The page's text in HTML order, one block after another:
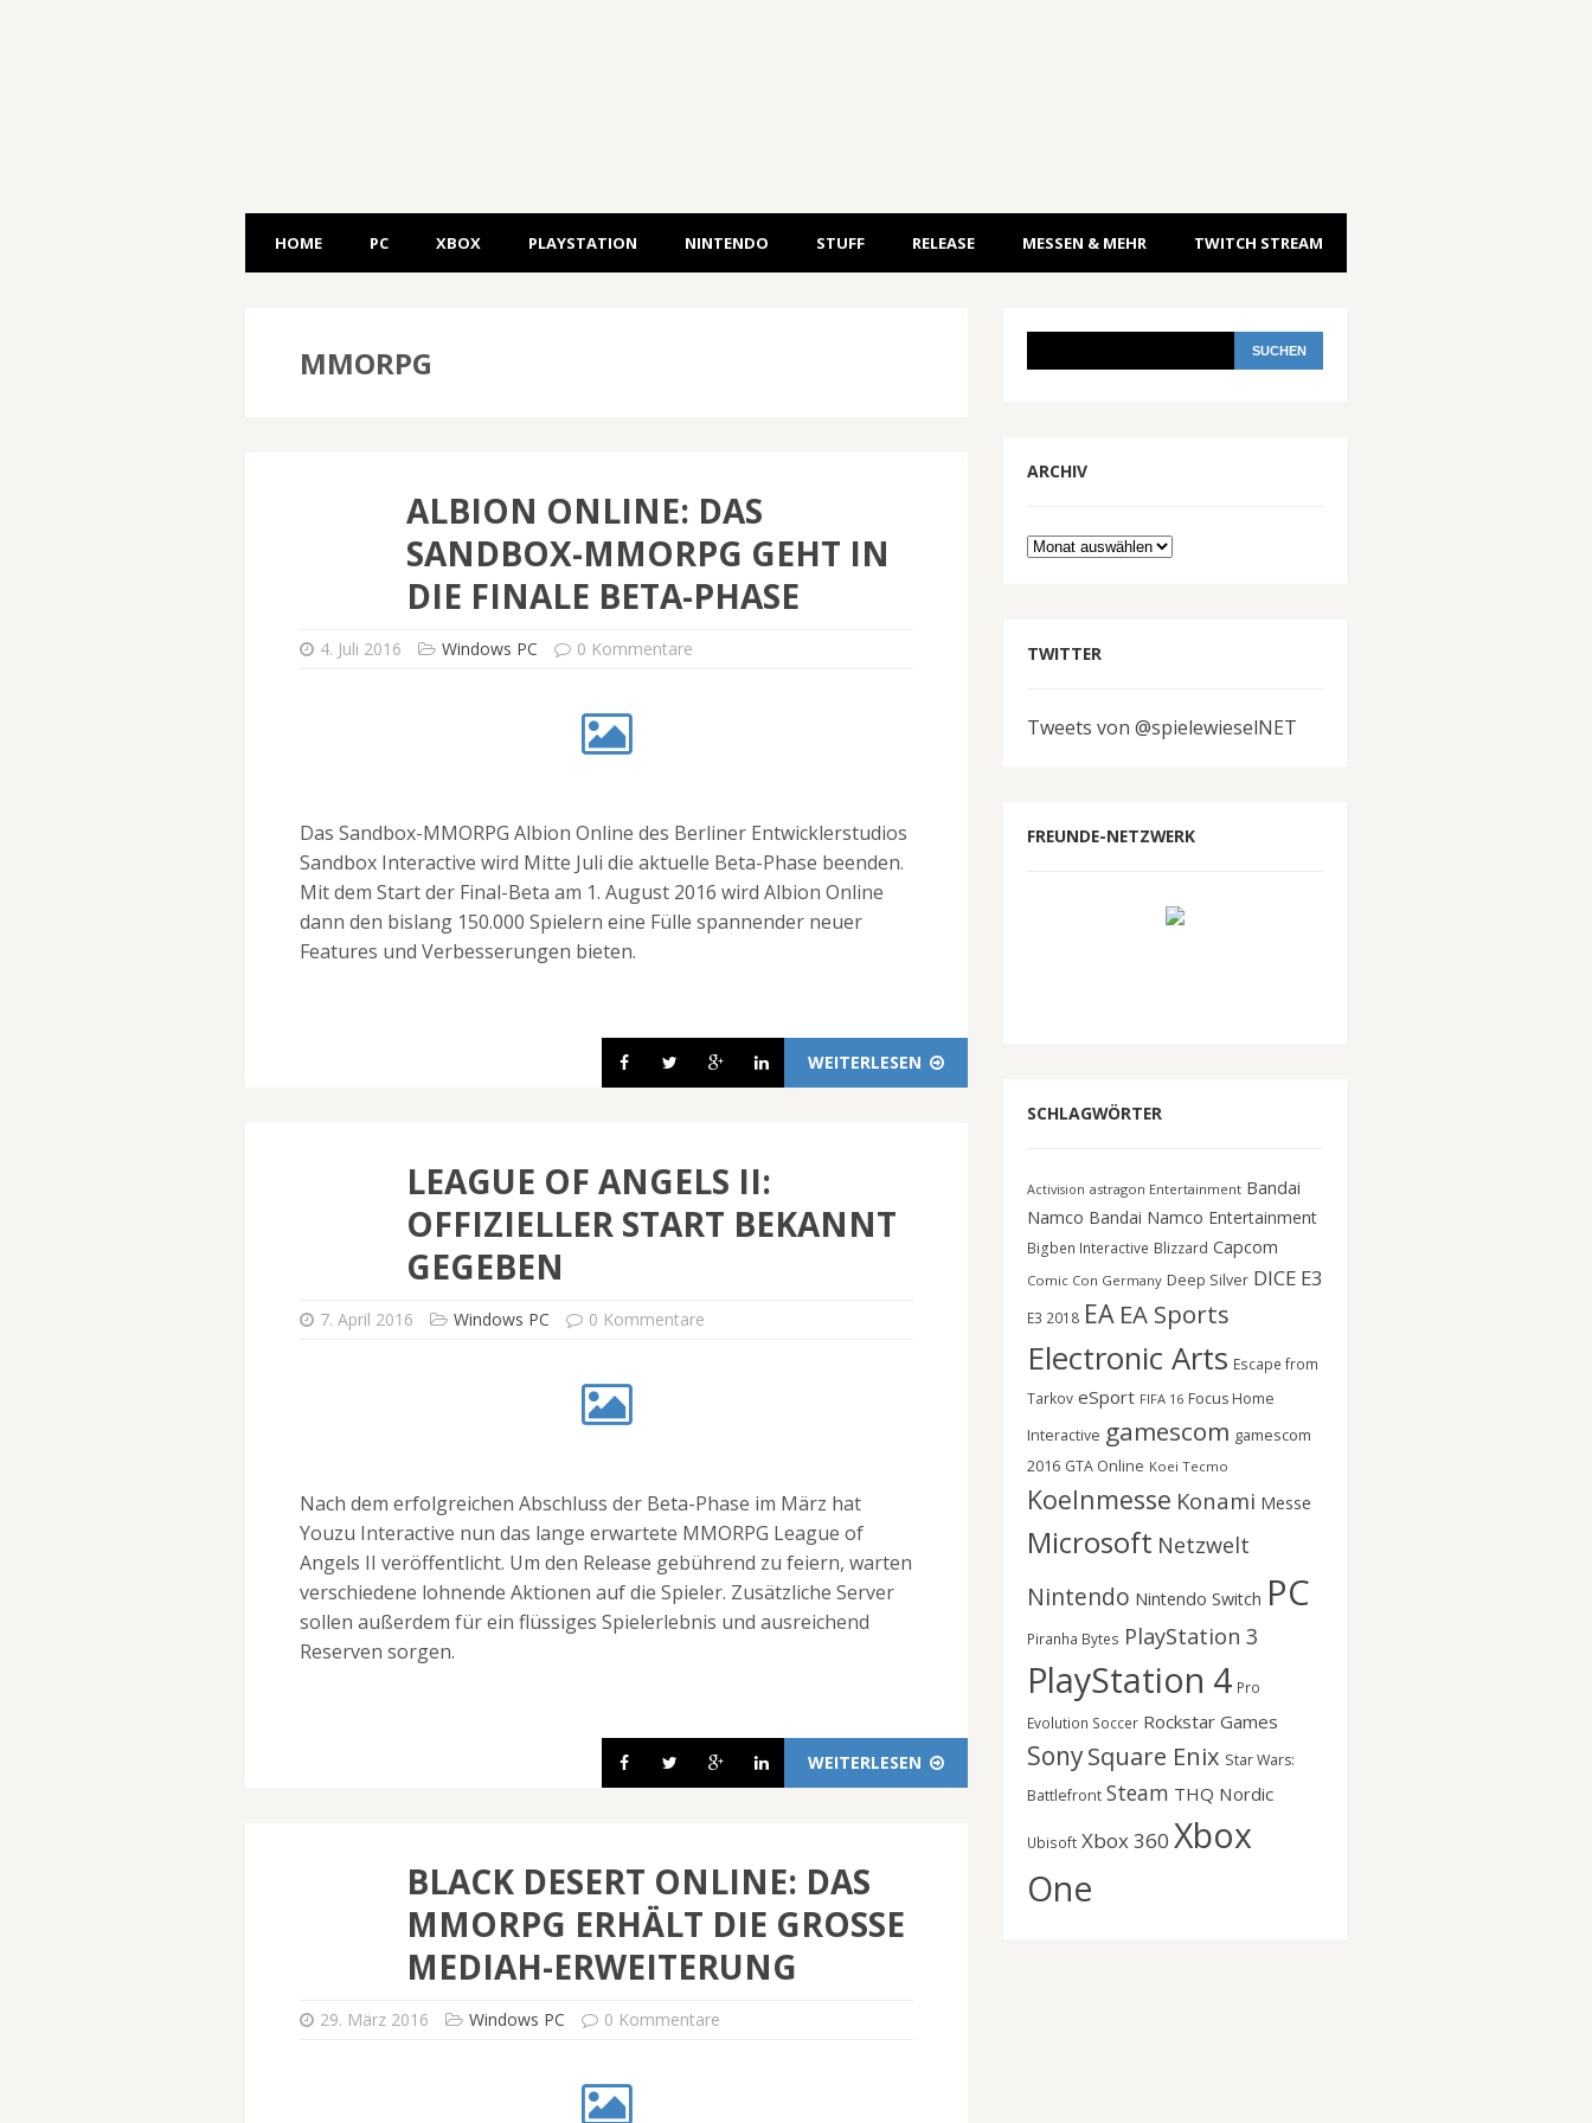
HOME PC XBOX PLAYSTATION NINTENDO STUFF RELEASE MESSEN & MEHR TWITCH STREAM
MMORPG
ALBION ONLINE: DAS
SANDBOX-MMORPG GEHT IN
DIE FINALE BETA-PHASE
4. Juli 2016 Windows PC 0 Kommentare
Das Sandbox-MMORPG Albion Online des Berliner Entwicklerstudios
Sandbox Interactive wird Mitte Juli die aktuelle Beta-Phase beenden.
Mit dem Start der Final-Beta am 1. August 2016 wird Albion Online
dann den bislang 150.000 Spielern eine Fülle spannender neuer
Features und Verbesserungen bieten.
WEITERLESEN
LEAGUE OF ANGELS II:
OFFIZIELLER START BEKANNT
GEGEBEN
7. April 2016 Windows PC 0 Kommentare
Nach dem erfolgreichen Abschluss der Beta-Phase im März hat
Youzu Interactive nun das lange erwartete MMORPG League of
Angels II veröffentlicht. Um den Release gebührend zu feiern, warten
verschiedene lohnende Aktionen auf die Spieler. Zusätzliche Server
sollen außerdem für ein flüssiges Spielerlebnis und ausreichend
Reserven sorgen.
WEITERLESEN
BLACK DESERT ONLINE: DAS
MMORPG ERHÄLT DIE GROSSE M
EDIAH-ERWEITERUNG
29. März 2016 Windows PC 0 Kommentare
ARCHIV
Archiv
TWITTER
Tweets von @spielewieselNET
FREUNDE-NETZWERK
SCHLAGWÖRTER
Activision astragon Entertainment Bandai
Namco Bandai Namco Entertainment
Bigben Interactive Blizzard Capcom
Comic Con Germany Deep Silver DICE E3
E3 2018 EA EA Sports
Electronic Arts Escape from
Tarkov eSport FIFA 16 Focus Home
Interactive gamescom gamescom
2016 GTA Online Koei Tecmo
Koelnmesse Konami Messe
Microsoft Netzwelt
Nintendo Nintendo Switch PC
Piranha Bytes PlayStation 3
PlayStation 4 Pro
Evolution Soccer Rockstar Games
SonySquare Enix Star Wars:
Battlefront Steam THQ Nordic
Ubisoft Xbox 360 Xbox
One